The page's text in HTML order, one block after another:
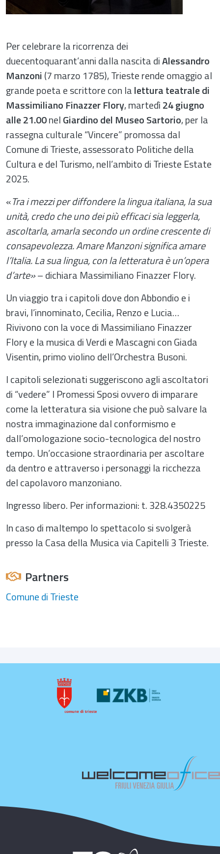
Per celebrare la ricorrenza dei
duecentoquarant’anni dalla nascita diAlessandro
Manzoni(7 marzo 1785), Trieste rende omaggio al
grande poeta e scrittore con lalettura teatrale di
Massimiliano Finazzer Flory, martedì24 giugno
alle 21.00nelGiardino del Museo Sartorio, per la
rassegna culturale “Vincere” promossa dal
Comune di Trieste, assessorato Politiche della
Cultura e del Turismo, nell’ambito di Trieste Estate
2025.
«Tra i mezzi per diffondere la lingua italiana, la sua
unità, credo che uno dei più efficaci sia leggerla,
ascoltarla, amarla secondo un ordine crescente di
consapevolezza. Amare Manzoni significa amare
l’Italia. La sua lingua, con la letteratura è un’opera
d’arte»– dichiara Massimiliano Finazzer Flory.
Un viaggio tra i capitoli dove don Abbondio e i
bravi, l’innominato, Cecilia, Renzo e Lucia…
Rivivono con la voce di Massimiliano Finazzer
Flory e la musica di Verdi e Mascagni con Giada
Visentin, primo violino dell’Orchestra Busoni.
I capitoli selezionati suggeriscono agli ascoltatori
di “vedere” I Promessi Sposi ovvero di imparare
come la letteratura sia visione che può salvare la
nostra immaginazione dal conformismo e
dall’omologazione socio-tecnologica del nostro
tempo. Un’occasione straordinaria per ascoltare
da dentro e attraverso i personaggi la ricchezza
del capolavoro manzoniano.
Ingresso libero. Per informazioni: t. 328.4350225
In caso di maltempo lo spettacolo si svolgerà
presso la Casa della Musica via Capitelli 3 Trieste.
Partners
Comune di Trieste